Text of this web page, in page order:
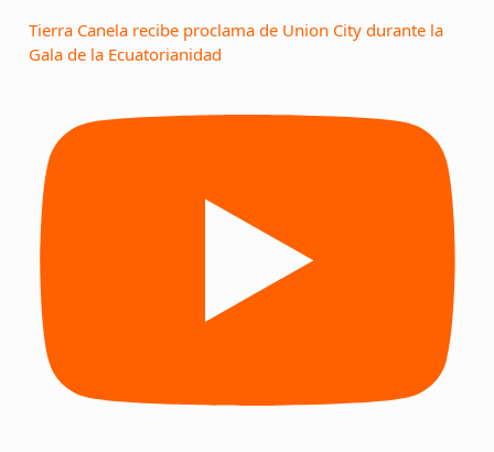
Tierra Canela recibe proclama de Union City durante la
Gala de la Ecuatorianidad